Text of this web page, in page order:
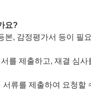
요?
본, 감정평가서 등이 필
를 제출하고, 재결 심사
류를 제출하여 요청할